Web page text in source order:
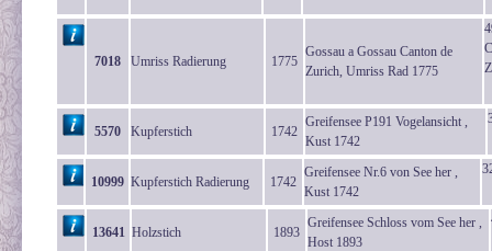
7018 Umriss Radierung 1775
Gossau a Gossau Canton de
Zurich, Umriss Rad 1775
5570 Kupferstich 1742
Greifensee P191 Vogelansicht ,
Kust 1742
10999 Kupferstich Radierung 1742
Greifensee Nr.6 von See her ,
Kust 1742
13641 Holzstich 1893
Greifensee Schloss vom See her ,
Host 1893